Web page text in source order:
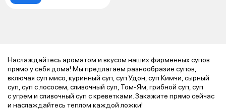
Наслаждайтесь ароматом и вкусом наших фирменных супов
прямо у себя дома! Мы предлагаем разнообразие супов,
включая суп мисо, куринный суп, суп Удон, суп Кимчи, сырный
суп, суп с лососем, сливочный суп, Том-Ям, грибной суп, суп
с угрем и сливочный суп с креветками. Закажите прямо сейчас
и наслаждайтесь теплом каждой ложки!